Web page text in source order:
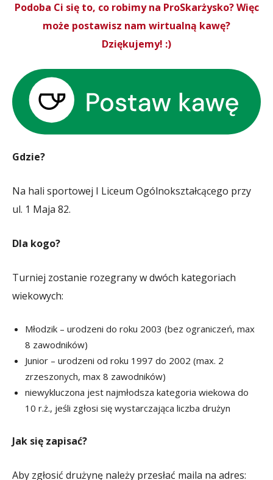
Podoba Ci się to, co robimy na ProSkarżysko? Więc
może postawisz nam wirtualną kawę?
Dziękujemy! :)
Gdzie?
Na hali sportowej I Liceum Ogólnokształcącego przy
ul. 1 Maja 82.
Dla kogo?
Turniej zostanie rozegrany w dwóch kategoriach
wiekowych:
Młodzik – urodzeni do roku 2003 (bez ograniczeń, max
8 zawodników)
Junior – urodzeni od roku 1997 do 2002 (max. 2
zrzeszonych, max 8 zawodników)
niewykluczona jest najmłodsza kategoria wiekowa do
10 r.ż., jeśli zgłosi się wystarczająca liczba drużyn
Jak się zapisać?
Aby zgłosić drużynę należy przesłać maila na adres: